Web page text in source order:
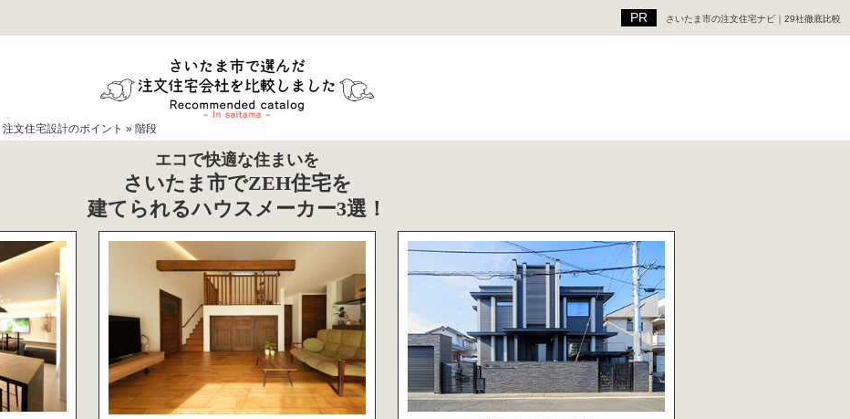
さいたま市の注文住宅ナビ｜29社徹底比較
注文住宅設計のポイント » 階段
エコで快適な住まいを
さいたま市でZEH住宅を
建てられるハウスメーカー3選！